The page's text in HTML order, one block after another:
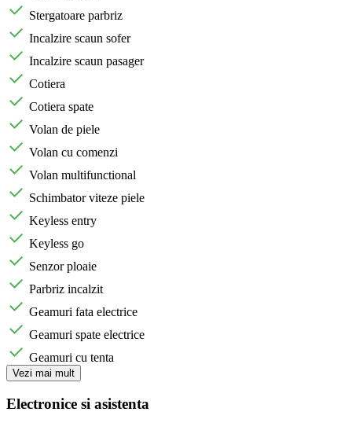
Stergatoare parbriz
Incalzire scaun sofer
Incalzire scaun pasager
Cotiera
Cotiera spate
Volan de piele
Volan cu comenzi
Volan multifunctional
Schimbator viteze piele
Keyless entry
Keyless go
Senzor ploaie
Parbriz incalzit
Geamuri fata electrice
Geamuri spate electrice
Geamuri cu tenta
Vezi mai mult
Electronice si asistenta